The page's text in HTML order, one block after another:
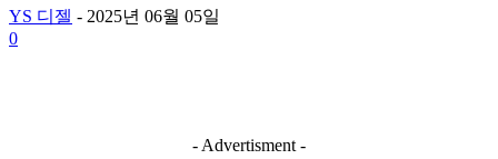
YS 디젤 - 2025년 06월 05일
0
- Advertisment -